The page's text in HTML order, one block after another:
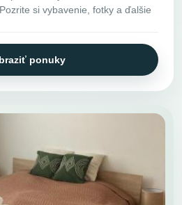
si vybavenie, fotky a ďalšie
ponuky